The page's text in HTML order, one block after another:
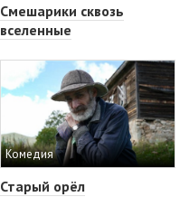
Смешарики сквозь
вселенные
Комедия
Старый орёл